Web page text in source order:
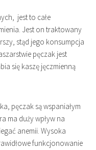
jest to całe
Jest on traktowany
stąd jego konsumpcja
pęczak jest
się kaszę jęczmienną
pęczak są wspaniałym
ma duży wpływ na
anemii. Wysoka
funkcjonowanie